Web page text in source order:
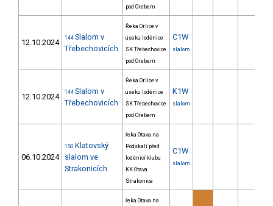
pod Orebem
12.10.2024 144 Slalom v
Třebechovicích
Řeka Orlice v
úseku loděnice
SK Třebechovice
pod Orebem
C1W
slalom
12.10.2024 144 Slalom v
Třebechovicích
Řeka Orlice v
úseku loděnice
SK Třebechovice
pod Orebem
K1W
slalom
06.10.2024
150 Klatovský
slalom ve
Strakonicích
řeka Otava na
Podskalí před
loděnicí klubu
KK Otava
Strakonice
C1W
slalom
řeka Otava na